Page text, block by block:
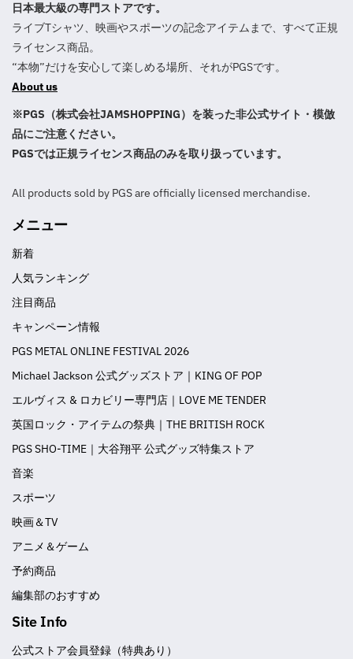
日本最大級の専門ストアです。
ライブTシャツ、映画やスポーツの記念アイテムまで、すべて正規
ライセンス商品。
“本物”だけを安心して楽しめる場所、それがPGSです。
About us
※PGS（株式会社JAMSHOPPING）を装った非公式サイト・模倣
品にご注意ください。
PGSでは正規ライセンス商品のみを取り扱っています。
All products sold by PGS are officially licensed merchandise.
メニュー
新着
人気ランキング
注目商品
キャンペーン情報
PGS METAL ONLINE FESTIVAL 2026
Michael Jackson 公式グッズストア｜KING OF POP
エルヴィス & ロカビリー専門店｜LOVE ME TENDER
英国ロック・アイテムの祭典｜THE BRITISH ROCK
PGS SHO-TIME｜大谷翔平 公式グッズ特集ストア
音楽
スポーツ
映画＆TV
アニメ＆ゲーム
予約商品
編集部のおすすめ
Site Info
公式ストア会員登録（特典あり）